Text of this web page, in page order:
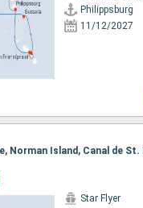
Philippsburg
11/12/2027
Star Flyer